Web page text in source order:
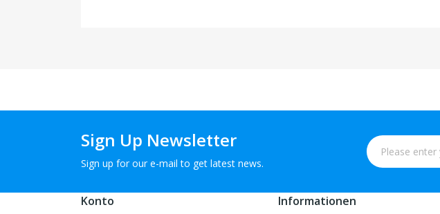
Sign Up Newsletter
Sign up for our e-mail to get latest news.
Konto Informationen